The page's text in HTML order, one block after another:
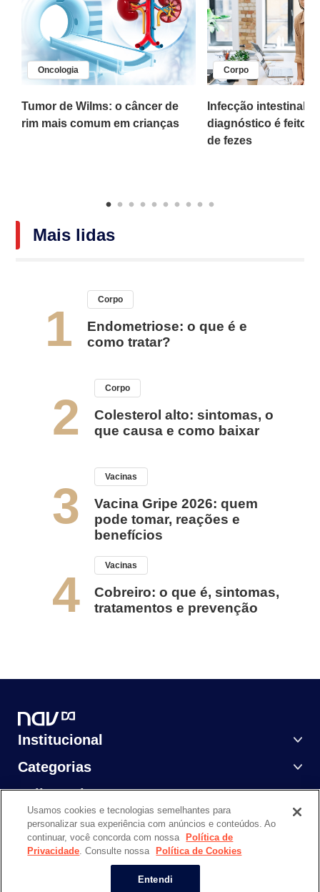
Oncologia
Tumor de Wilms: o câncer de
rim mais comum em crianças
Corpo
Infecção intestinal
diagnóstico é feito
de fezes
Mais lidas
1
Corpo
Endometriose: o que é e
como tratar?
2
Corpo
Colesterol alto: sintomas, o
que causa e como baixar
3
Vacinas
Vacina Gripe 2026: quem
pode tomar, reações e
benefícios
4
Vacinas
Cobreiro: o que é, sintomas,
tratamentos e prevenção
Institucional
Categorias
Saiba Mais
NAV DASA @ 2024. Todos os direitos reservados.
Usamos cookies e tecnologias semelhantes para
personalizar sua experiência com anúncios e conteúdos. Ao
continuar, você concorda com nossa
Política de
Privacidade. Consulte nossa Política de Cookies
Entendi